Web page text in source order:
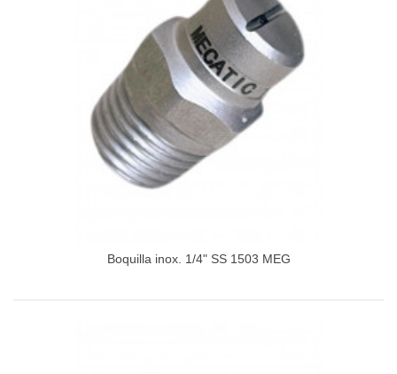
Boquilla inox. 1/4" SS 1503 MEG